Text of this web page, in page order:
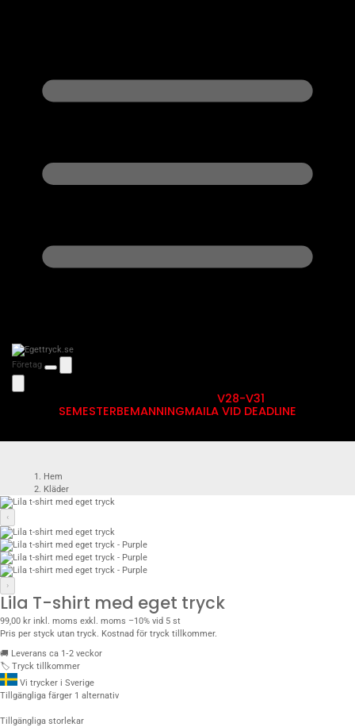
Företag
SEMESTERBEMANNING
V28-V31
MAILA VID DEADLINE
Hem
Kläder
T-shirts med eget tryck
Lila T-shirt med eget tryck
‹
›
Lila T-shirt med eget tryck
99,00 kr inkl. moms exkl. moms –10% vid 5 st
Pris per styck utan tryck. Kostnad för tryck tillkommer.
🚚 Leverans ca 1‑2 veckor
🏷️ Tryck tillkommer
Vi trycker i Sverige
Tillgängliga färger 1 alternativ
Tillgängliga storlekar